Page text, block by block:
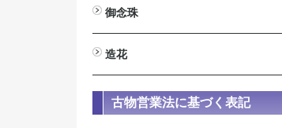
御詠歌テーブルⅡ
御詠歌用スツール
木製椅子
スチール椅子
アルミ椅子
座椅子
法事・接客机
御念珠
男性用
女性用
星月菩提樹
装束念珠 尺八寸
造花
びしゃく
しきみ
高野槇
新ヒバ
若松
シルク常花 蓮
ミニ常花 蓮
仏花
榊
古物営業法に基づく表記